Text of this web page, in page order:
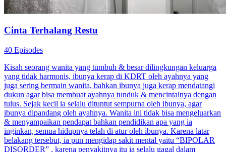
Cinta Terhalang Restu
40 Episodes
Kisah seorang wanita yang tumbuh & besar dilingkungan keluarga
yang tidak harmonis, ibunya kerap di KDRT oleh ayahnya yang
juga sering bermain wanita, bahkan ibunya juga kerap mendatangi
dukun agar bisa membuat ayahnya tunduk & mencintainya dengan
tulus. Sejak kecil ia selalu dituntut sempurna oleh ibunya, agar
ibunya dipandang oleh ayahnya. Wanita ini tidak bisa mengeluarkan
& menyampaikan pendapat bahkan pendidikan apa yang ia
inginkan, semua hidupnya telah di atur oleh ibunya. Karena latar
belakang tersebut, ia pun mengidap sakit mental yaitu “BIPOLAR
DISORDER” , karena penyakitnya itu ia selalu gagal dalam